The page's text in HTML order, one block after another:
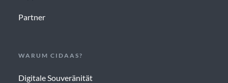
Partner
WARUM CIDAAS?
Digitale Souveränität